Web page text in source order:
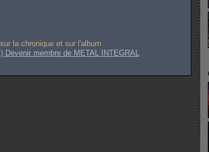
la chronique et sur l'album
Devenir membre de METAL INTEGRAL